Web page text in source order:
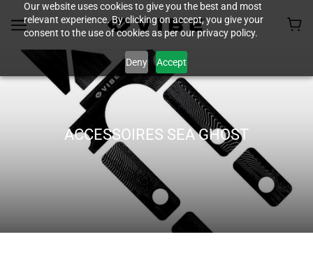
Our website uses cookies to give you the best and most
relevant experience. By clicking on accept, you give your
consent to the use of cookies as per our privacy policy.
Deny Accept
ACCESSOIRES SEA GHOST